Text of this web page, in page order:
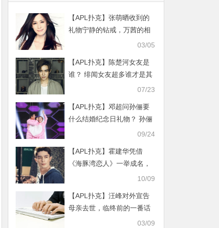
【APL扑克】张萌晒收到的
礼物宁静的钻戒，万茜的相
03/05
【APL扑克】陈楚河女友是
谁？ 绯闻女友超多谁才是其
07/23
【APL扑克】邓超问孙俪要
什么结婚纪念日礼物？ 孙俪
09/24
【APL扑克】霍建华凭借
《海豚湾恋人》一举成名，
成为深受观众喜爱的演员10/09
【APL扑克】汪峰对外宣告
母亲去世，临终前的一番话
03/09